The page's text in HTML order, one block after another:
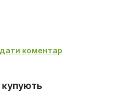
коментар